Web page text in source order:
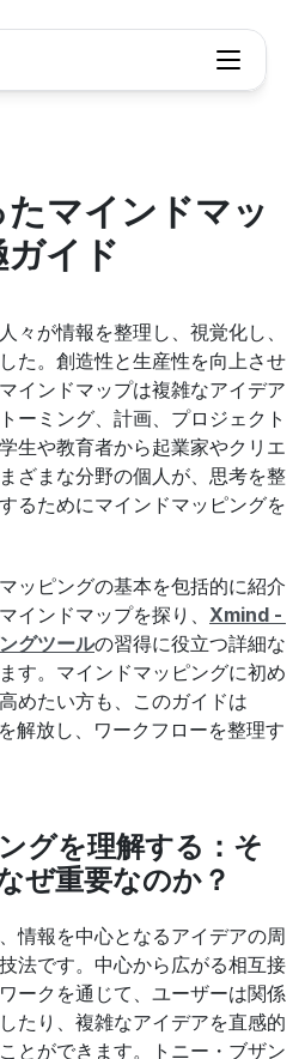
マインドマッ
イド
々が情報を整理し、視覚化し、
た。創造性と生産性を向上させ
インドマップは複雑なアイデア
ーミング、計画、プロジェクト
生や教育者から起業家やクリエ
ざまな分野の個人が、思考を整
るためにマインドマッピングを
ッピングの基本を包括的に紹介
インドマップを探り、 Xmind -
グツールの習得に役立つ詳細な
す。マインドマッピングに初め
めたい方も、このガイドは
解放し、ワークフローを整理す
グを理解する：そ
ぜ重要なのか？
情報を中心となるアイデアの周
法です。中心から広がる相互接
ークを通じて、ユーザーは関係
たり、複雑なアイデアを直感的
とができます。トニー・ブザン